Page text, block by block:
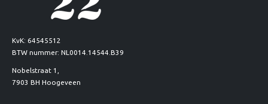
KvK: 64545512
BTW nummer: NL0014.14544.B39
Nobelstraat 1,
7903 BH Hoogeveen